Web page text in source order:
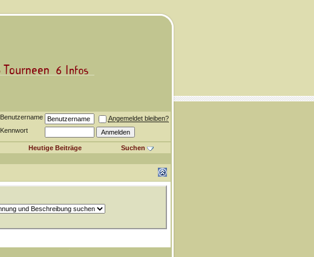
Benutzername
Angemeldet bleiben?
Kennwort
Heutige Beiträge Suchen